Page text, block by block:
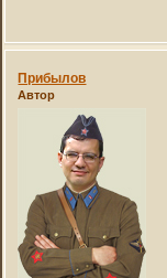
Прибылов
Автор